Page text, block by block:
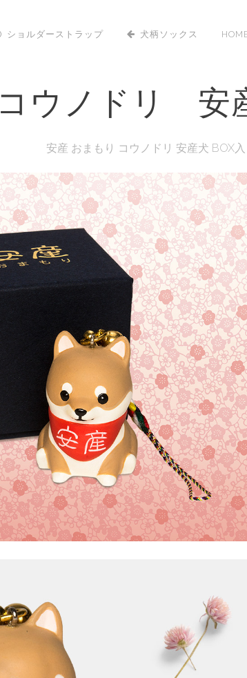
ショルダーストラップ 犬柄ソックス
コウノドリ 安
安産 おまもり コウノドリ 安産犬 BOX